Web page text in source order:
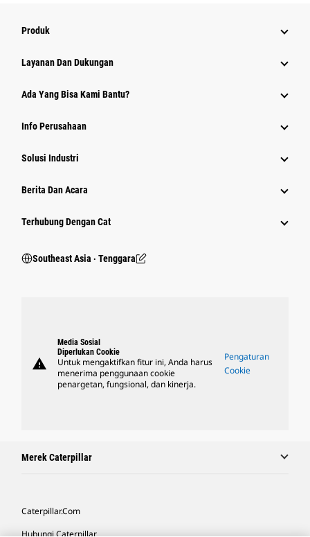
Produk
Layanan Dan Dukungan
Ada Yang Bisa Kami Bantu?
Info Perusahaan
Solusi Industri
Berita Dan Acara
Terhubung Dengan Cat
Southeast Asia ‧ Tenggara
warning
Media Sosial
Diperlukan Cookie
Untuk mengaktifkan fitur ini, Anda harus
menerima penggunaan cookie
penargetan, fungsional, dan kinerja.
Pengaturan
Cookie
Merek Caterpillar
Caterpillar.com
Hubungi Caterpillar